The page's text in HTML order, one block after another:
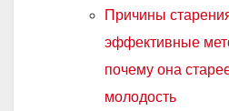
Причины
эффективные
почему она
молодость